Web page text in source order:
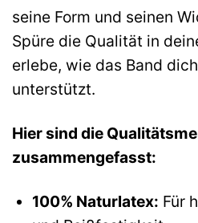
seine Form und seinen
Spüre die Qualität in
erlebe, wie das Band
unterstützt.
Hier sind die
zusammengefasst:
100% Naturlatex: Für